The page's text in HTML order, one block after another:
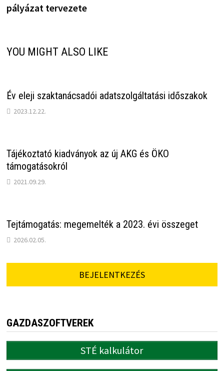
pályázat tervezete
YOU MIGHT ALSO LIKE
Év eleji szaktanácsadói adatszolgáltatási időszakok
2023.12.22.
Tájékoztató kiadványok az új AKG és ÖKO
támogatásokról
2021.09.29.
Tejtámogatás: megemelték a 2023. évi összeget
2026.02.05.
BEJELENTKEZÉS
GAZDASZOFTVEREK
STÉ kalkulátor